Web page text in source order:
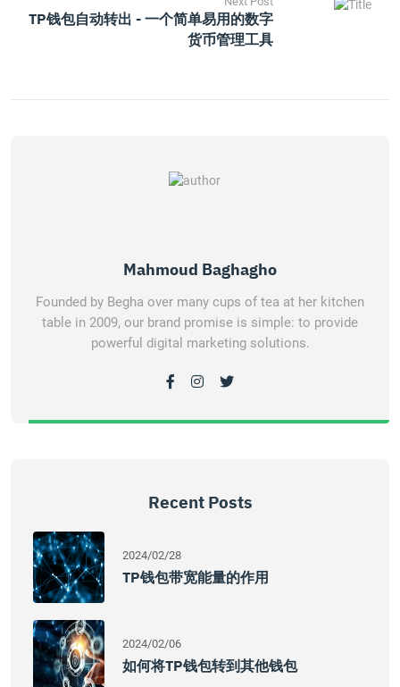
TP钱包自动转出 - 一个简单易用的数字
货币管理工具
Mahmoud Baghagho
Founded by Begha over many cups of tea at her kitchen
table in 2009, our brand promise is simple: to provide
powerful digital marketing solutions.
Recent Posts
2024/02/28
TP钱包带宽能量的作用
2024/02/06
如何将TP钱包转到其他钱包